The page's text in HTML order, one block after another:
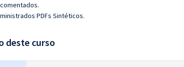
PDFs Sintéticos.
deste curso